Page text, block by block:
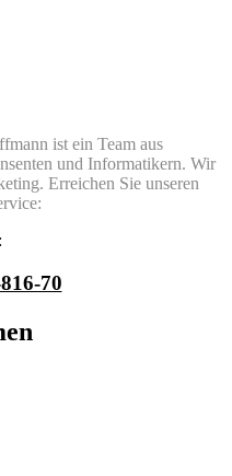
ist ein Team aus
und Informatikern. Wir
Erreichen Sie unseren
70